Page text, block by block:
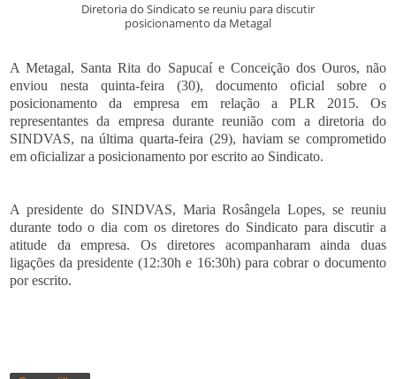
Diretoria do Sindicato se reuniu para discutir
posicionamento da Metagal
A Metagal, Santa Rita do Sapucaí e Conceição dos Ouros, não
enviou nesta quinta-feira (30), documento oficial sobre o
posicionamento da empresa em relação a PLR 2015. Os
representantes da empresa durante reunião com a diretoria do
SINDVAS, na última quarta-feira (29), haviam se comprometido
em oficializar a posicionamento por escrito ao Sindicato.
A presidente do SINDVAS, Maria Rosângela Lopes, se reuniu
durante todo o dia com os diretores do Sindicato para discutir a
atitude da empresa. Os diretores acompanharam ainda duas
ligações da presidente (12:30h e 16:30h) para cobrar o documento
por escrito.